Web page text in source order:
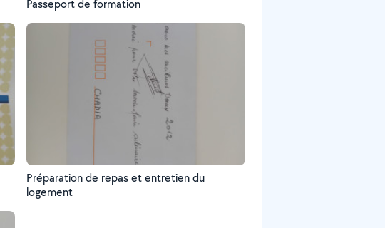
Passeport de formation
Préparation de repas et entretien du
logement